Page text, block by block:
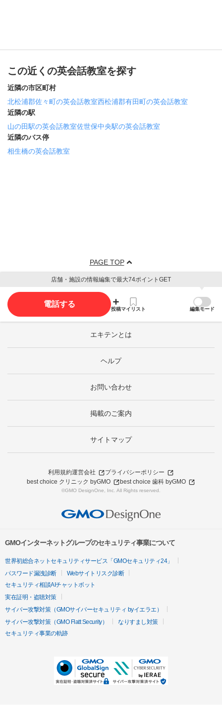
この近くの英会話教室を探す
近隣の市区町村
北松浦郡佐々町の英会話教室西松浦郡有田町の英会話教室
近隣の駅
山の田駅の英会話教室佐世保中央駅の英会話教室
近隣のバス停
相生橋の英会話教室
PAGE TOP
店舗・施設の情報編集で最大74ポイントGET
電話する
投稿マイリスト 編集モード
エキテンとは
ヘルプ
お問い合わせ
掲載のご案内
サイトマップ
利用規約運営会社
プライバシーポリシー
best choice クリニック byGMO
best choice 歯科 byGMO
©GMO DesignOne, Inc. All Rights reserved.
GMOインターネットグループのセキュリティ事業について
世界初総合ネットセキュリティサービス「GMOセキュリティ24」
パスワード漏洩診断
Webサイトリスク診断
セキュリティ相談AIチャットボット
実在証明・盗聴対策
サイバー攻撃対策（GMOサイバーセキュリティ byイエラエ）
サイバー攻撃対策（GMO Flatt Security）
なりすまし対策
セキュリティ事業の軌跡